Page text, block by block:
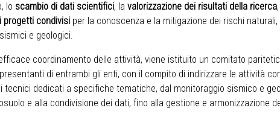
lo scambio di dati scientifici, lavalorizzazione dei risultati della ricerca
progetti condivisi per la conoscenza e la mitigazione dei rischi naturali,
e geologici.
coordinamento delle attività, viene istituito un comitato
di entrambi gli enti, con il compito di indirizzare le attività
tecnici dedicati a specifiche tematiche, dal monitoraggio sismico e
e alla condivisione dei dati, fino alla gestione e armonizzazione